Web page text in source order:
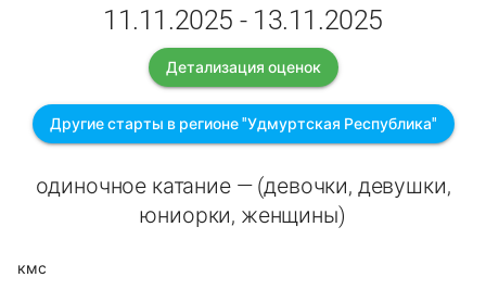
11.11.2025 - 13.11.2025
Детализация оценок
Другие старты в регионе "Удмуртская Республика"
одиночное катание — (девочки, девушки,
юниорки, женщины)
кмс